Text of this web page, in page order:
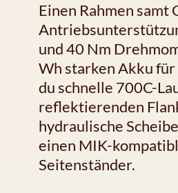
Einen Rahmen
und 40 Nm
Wh starken Akku
du schnelle 700C-
reflektierenden
hydraulische
einen MIK-
Seitenständer.